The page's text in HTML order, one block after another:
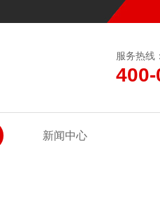
服务热线：
新闻中心